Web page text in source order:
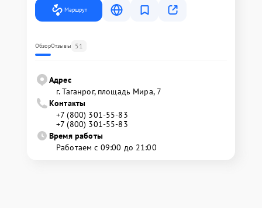
Маршрут
ОбзорОтзывы 51
Адрес
г. Таганрог, площадь Мира, 7
Контакты
+7 (800) 301-55-83
+7 (800) 301-55-83
Время работы
Работаем с 09:00 до 21:00